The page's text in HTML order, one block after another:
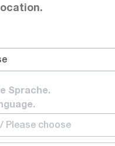
sur
Sprache.